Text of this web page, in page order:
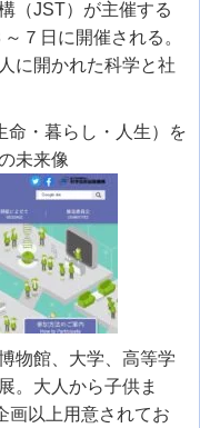
（JST）が主催する
７日に開催される。
に開かれた科学と社
命・暮らし・人生）を
未来像
物館、大学、高等学
。大人から子供ま
画以上用意されてお